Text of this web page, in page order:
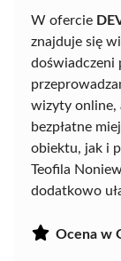
W ofercie
znajduje się
doświadczeni
wizyty online,
bezpłatne
obiektu, jak i
Teofila
dodatkowo
Ocena w